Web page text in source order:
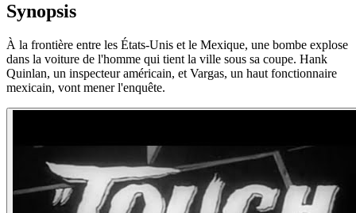
Synopsis
À la frontière entre les États-Unis et le Mexique, une bombe explose
dans la voiture de l'homme qui tient la ville sous sa coupe. Hank
Quinlan, un inspecteur américain, et Vargas, un haut fonctionnaire
mexicain, vont mener l'enquête.